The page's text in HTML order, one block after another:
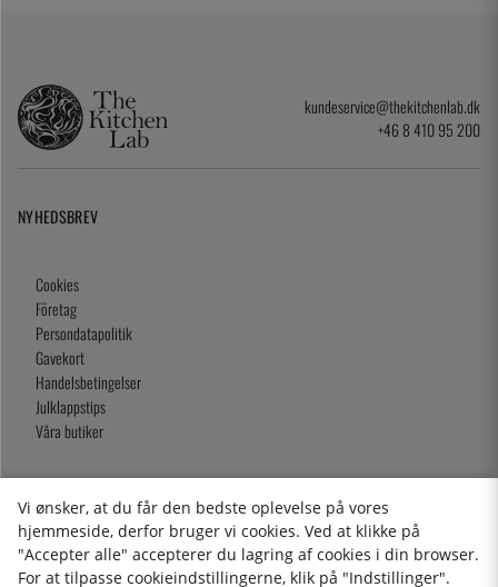
kundeservice@thekitchenlab.dk
+46 8 410 95 200
NYHEDSBREV
Cookies
Företag
Persondatapolitik
Gavekort
Handelsbetingelser
Julklappstips
Våra butiker
2026 KitchenLab AB
Vi ønsker, at du får den bedste oplevelse på vores
hjemmeside, derfor bruger vi cookies. Ved at klikke på
"Accepter alle" accepterer du lagring af cookies i din browser.
For at tilpasse cookieindstillingerne, klik på "Indstillinger".